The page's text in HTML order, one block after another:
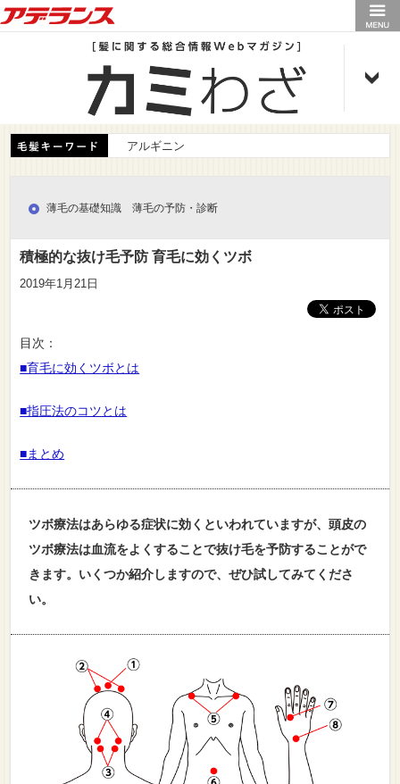
アデランス
アルギニン
薄毛の基礎知識 薄毛の予防・診断
積極的な抜け毛予防 育毛に効くツボ
2019年1月21日
目次：
■育毛に効くツボとは
■指圧法のコツとは
■まとめ
ツボ療法はあらゆる症状に効くといわれていますが、頭皮の
ツボ療法は血流をよくすることで抜け毛を予防することがで
きます。いくつか紹介しますので、ぜひ試してみてくださ
い。